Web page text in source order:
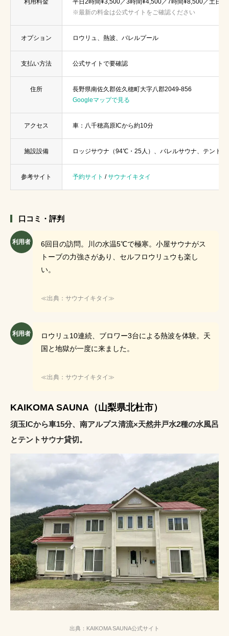
利用料金
平日2時間¥3,500／3時間¥4,500／7時間¥8,500／土日
※最新の料金は公式サイトをご確認ください
オプション ロウリュ、熱波、バレルプール
支払い方法 公式サイトで要確認
住所
長野県南佐久郡佐久穂町大字八郡2049-856
Googleマップで見る
アクセス 車：八千穂高原ICから約10分
施設設備 ロッジサウナ（94℃・25人）、バレルサウナ、テント
参考サイト 予約サイト /サウナイキタイ
口コミ・評判
利用者
6回目の訪問。川の水温5℃で極寒。小屋サウナがス
トーブの力強さがあり、セルフロウリュウも楽し
い。
≪出典：サウナイキタイ≫
利用者
ロウリュ10連続、ブロワー3台による熱波を体験。天
国と地獄が一度に来ました。
≪出典：サウナイキタイ≫
KAIKOMA SAUNA（山梨県北杜市）
須玉ICから車15分、南アルプス清流×天然井戸水2種の水風呂
とテントサウナ貸切。
出典：KAIKOMA SAUNA公式サイト